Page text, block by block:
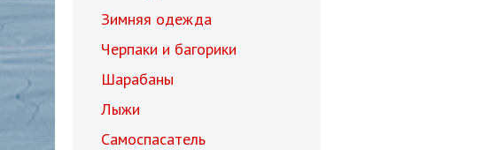
Зимняя одежда
Черпаки и багорики
Шарабаны
Лыжи
Самоспасатель